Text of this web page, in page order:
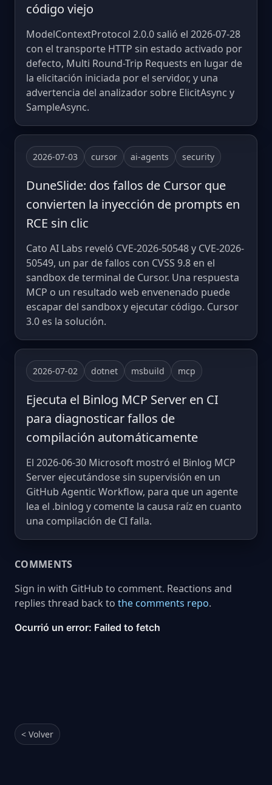
código viejo
ModelContextProtocol 2.0.0 salió el 2026-07-28
con el transporte HTTP sin estado activado por
defecto, Multi Round-Trip Requests en lugar de
la elicitación iniciada por el servidor, y una
advertencia del analizador sobre ElicitAsync y
SampleAsync.
2026-07-03 cursor ai-agents security
DuneSlide: dos fallos de Cursor que
convierten la inyección de prompts en
RCE sin clic
Cato AI Labs reveló CVE-2026-50548 y CVE-2026-
50549, un par de fallos con CVSS 9.8 en el
sandbox de terminal de Cursor. Una respuesta
MCP o un resultado web envenenado puede
escapar del sandbox y ejecutar código. Cursor
3.0 es la solución.
2026-07-02 dotnet msbuild mcp
Ejecuta el Binlog MCP Server en CI
para diagnosticar fallos de
compilación automáticamente
El 2026-06-30 Microsoft mostró el Binlog MCP
Server ejecutándose sin supervisión en un
GitHub Agentic Workflow, para que un agente
lea el .binlog y comente la causa raíz en cuanto
una compilación de CI falla.
COMMENTS
Sign in with GitHub to comment. Reactions and
replies thread back to the comments repo.
< Volver